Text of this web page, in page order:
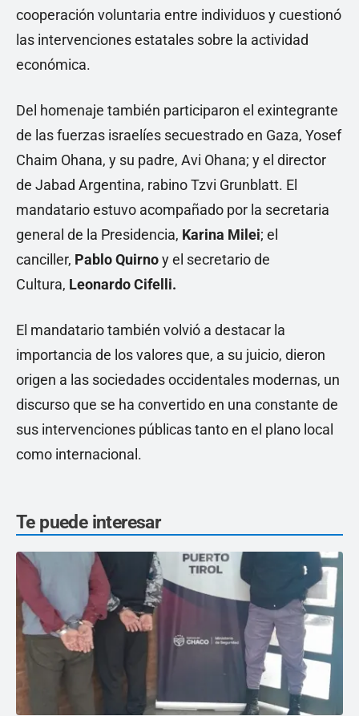
cooperación voluntaria entre individuos y cuestionó
las intervenciones estatales sobre la actividad
económica.
Del homenaje también participaron el exintegrante
de las fuerzas israelíes secuestrado en Gaza, Yosef
Chaim Ohana, y su padre, Avi Ohana; y el director
de Jabad Argentina, rabino Tzvi Grunblatt. El
mandatario estuvo acompañado por la secretaria
general de la Presidencia, Karina Milei; el
canciller, Pablo Quirnoy el secretario de
Cultura, Leonardo Cifelli.
El mandatario también volvió a destacar la
importancia de los valores que, a su juicio, dieron
origen a las sociedades occidentales modernas, un
discurso que se ha convertido en una constante de
sus intervenciones públicas tanto en el plano local
como internacional.
Te puede interesar